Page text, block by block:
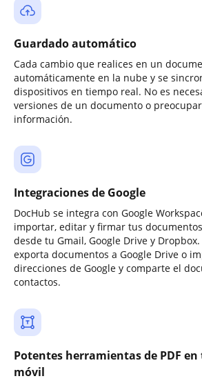
Guardado automático
Cada cambio que realices en un
automáticamente en la nube y se
dispositivos en tiempo real. No es
versiones de un documento o
información.
Integraciones de Google
DocHub se integra con Google
importar, editar y firmar tus
desde tu Gmail, Google Drive y
exporta documentos a Google Drive o
direcciones de Google y comparte el
contactos.
Potentes herramientas de PDF
móvil